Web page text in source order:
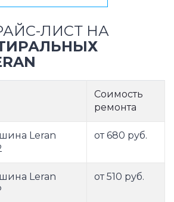
ЛИСТ НА
Соимость
ремонта
Leran
от 680 руб.
Leran
от 510 руб.